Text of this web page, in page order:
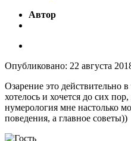
Автор
Опубликовано: 22 августа
Озарение это действительно
хотелось и хочется до сих
нумерология мне настолько
поведения, а главное советы))